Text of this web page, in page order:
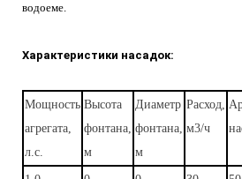
водоеме.
Характеристики насадок:
Мощность
агрегата,
л.с.
Высота
фонтана,
м
Диаметр
фонтана,
м
Расход,
м3/ч